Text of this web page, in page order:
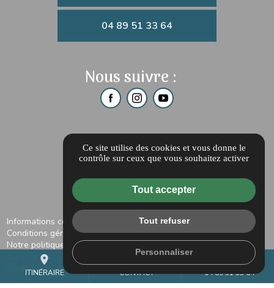
place
ITINÉRAIRE CONTACT 04 89 51 33 64
04 89 51 33 64
Nous suivre :
Informations complémentaires
Mentions légales
Conditions générales de vente
Notre politique d'engagement en développement
Guide localGestion des cookies
Ce site utilise des cookies et vous donne le
contrôle sur ceux que vous souhaitez activer
Tout accepter
Tout refuser
Personnaliser